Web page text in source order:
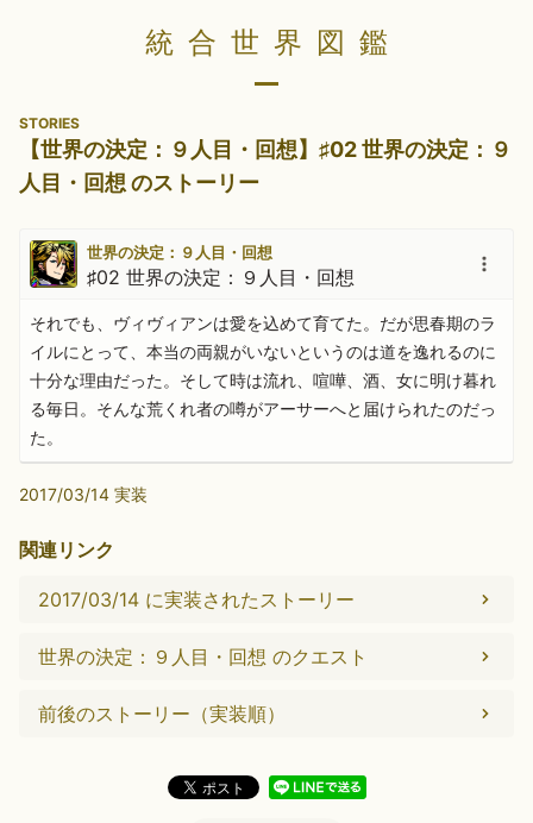
統合世界図鑑
STORIES
【世界の決定：９人目・回想】♯02 世界の決定：９
人目・回想 のストーリー
世界の決定：９人目・回想
♯02 世界の決定：９人目・回想
それでも、ヴィヴィアンは愛を込めて育てた。だが思春期のラ
イルにとって、本当の両親がいないというのは道を逸れるのに
十分な理由だった。そして時は流れ、喧嘩、酒、女に明け暮れ
る毎日。そんな荒くれ者の噂がアーサーへと届けられたのだっ
た。
2017/03/14 実装
関連リンク
2017/03/14 に実装されたストーリー
世界の決定：９人目・回想 のクエスト
前後のストーリー（実装順）